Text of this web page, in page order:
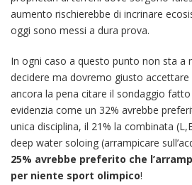
aumento rischierebbe di incrinare
oggi sono messi a dura prova.
In ogni caso a questo punto non sta a
decidere ma dovremo giusto accettare
ancora la pena citare il sondaggio
evidenzia come un 32% avrebbe
unica disciplina, il 21% la combinata
deep water soloing (arrampicare
25% avrebbe preferito che
per niente sport olimpico!